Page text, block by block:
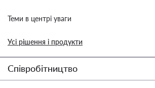
Теми в центрі уваги
Усі рішення і продукти
Співробітництво